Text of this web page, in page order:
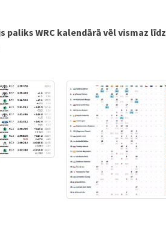
paliks WRC kalendārā vēl vismaz līdz